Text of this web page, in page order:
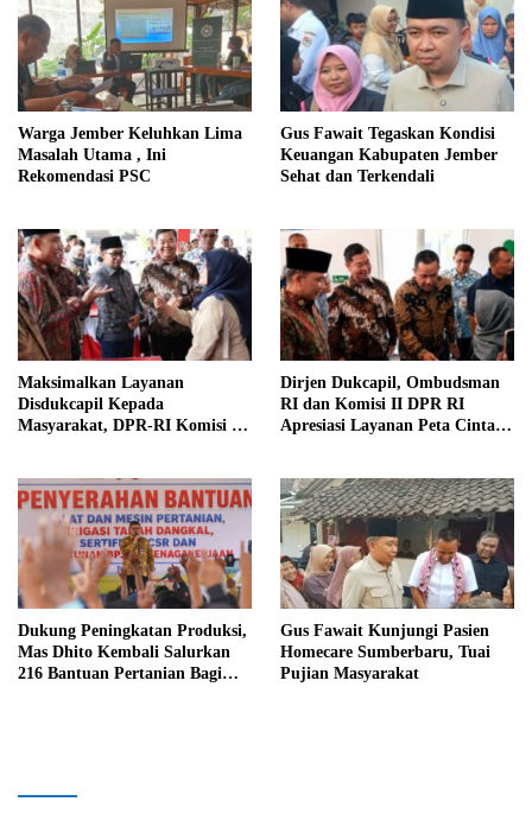
Warga Jember Keluhkan Lima
Masalah Utama , Ini
Rekomendasi PSC
Gus Fawait Tegaskan Kondisi
Keuangan Kabupaten Jember
Sehat dan Terkendali
Maksimalkan Layanan
Disdukcapil Kepada
Masyarakat, DPR-RI Komisi II
Dirjen Dukcapil, Ombudsman
RI dan Komisi II DPR RI
Apresiasi Layanan Peta Cinta di
Dukung Peningkatan Produksi,
Mas Dhito Kembali Salurkan
216 Bantuan Pertanian Bagi
Gus Fawait Kunjungi Pasien
Homecare Sumberbaru, Tuai
Pujian Masyarakat